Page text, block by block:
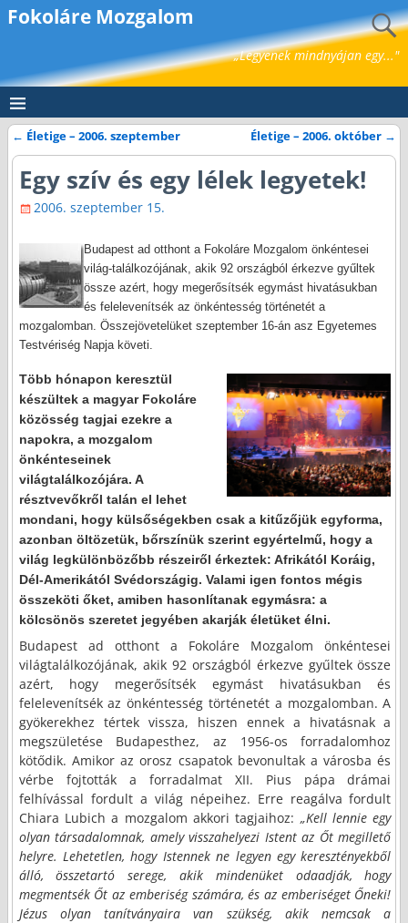
Fokoláre Mozgalom
„Legyenek mindnyájan egy..."
Bejegyzés navigáció
← Életige – 2006. szeptember Életige – 2006. október →
Egy szív és egy lélek legyetek!
2006. szeptember 15.
Budapest ad otthont a Fokoláre Mozgalom önkéntesei
világ-találkozójának, akik 92 országból érkezve gyűltek
össze azért, hogy megerősítsék egymást hivatásukban
és felelevenítsék az önkéntesség történetét a
mozgalomban. Összejövetelüket szeptember 16-án asz Egyetemes
Testvériség Napja követi.
Több hónapon keresztül
készültek a magyar Fokoláre
közösség tagjai ezekre a
napokra, a mozgalom
önkénteseinek
világtalálkozójára. A
résztvevőkről talán el lehet
mondani, hogy külsőségekben csak a kitűzőjük egyforma,
azonban öltözetük, bőrszínük szerint egyértelmű, hogy a
világ legkülönbözőbb részeiről érkeztek: Afrikától Koráig,
Dél-Amerikától Svédországig. Valami igen fontos mégis
összeköti őket, amiben hasonlítanak egymásra: a
kölcsönös szeretet jegyében akarják életüket élni.
Budapest ad otthont a Fokoláre Mozgalom önkéntesei
világtalálkozójának, akik 92 országból érkezve gyűltek össze
azért, hogy megerősítsék egymást hivatásukban és
felelevenítsék az önkéntesség történetét a mozgalomban. A
gyökerekhez tértek vissza, hiszen ennek a hivatásnak a
megszületése Budapesthez, az 1956-os forradalomhoz
kötődik. Amikor az orosz csapatok bevonultak a városba és
vérbe fojtották a forradalmat XII. Pius pápa drámai
felhívással fordult a világ népeihez. Erre reagálva fordult
Chiara Lubich a mozgalom akkori tagjaihoz: „Kell lennie egy
olyan társadalomnak, amely visszahelyezi Istent az Őt megillető
helyre. Lehetetlen, hogy Istennek ne legyen egy keresztényekből
álló, összetartó serege, akik mindenüket odaadják, hogy
megmentsék Őt az emberiség számára, és az emberiséget Őneki!
Jézus olyan tanítványaira van szükség, akik nemcsak a